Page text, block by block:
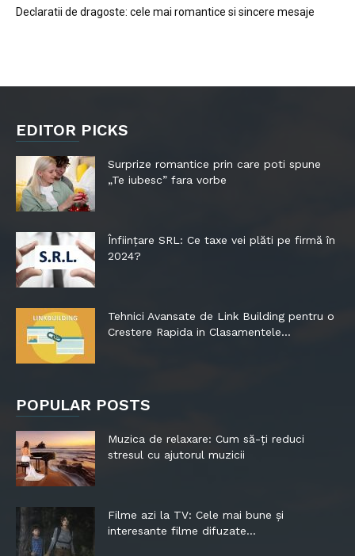
Declaratii de dragoste: cele mai romantice si sincere mesaje
EDITOR PICKS
Surprize romantice prin care poti spune
„Te iubesc” fara vorbe
Înființare SRL: Ce taxe vei plăti pe firmă în
2024?
Tehnici Avansate de Link Building pentru o
Crestere Rapida in Clasamentele...
POPULAR POSTS
Muzica de relaxare: Cum să-ți reduci
stresul cu ajutorul muzicii
Filme azi la TV: Cele mai bune și
interesante filme difuzate...